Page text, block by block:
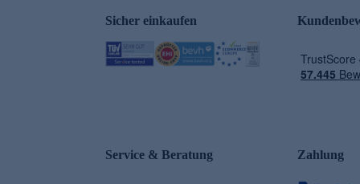
Sicher einkaufen
Service & Beratung Zahlung